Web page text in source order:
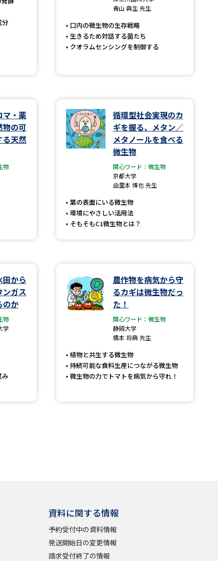
先輩が入学を決めた理由
学問検索
解説 夢ナビライブ
せ先 テレメール進学カタログ
訂正のご案内
分
青山 典生 先生
口内の微生物の生存戦略
生きるため対話する菌たち
クオラムセンシングを制御する
マ・薬
の可
る天然
物
循環型社会実現のカ
ギを握る、メタン／
メタノールを食べる
微生物
関心ワード：微生物
京都大学
由里本 博也 先生
葉の表面にいる微生物
環境にやさしい活用法
そもそもC1微生物とは？
田から
ンガス
のか
物
学
み
農作物を病気から守
るカギは微生物だっ
た！
関心ワード：微生物
静岡大学
橋本 将典 先生
植物と共生する微生物
持続可能な食料生産につながる微生物
微生物の力でトマトを病気から守れ！
資料に関する情報
予約受付中の資料情報
発送開始日の変更情報
請求受付終了の情報